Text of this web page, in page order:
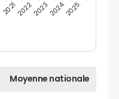
20212022202320242025
Moyenne nationale